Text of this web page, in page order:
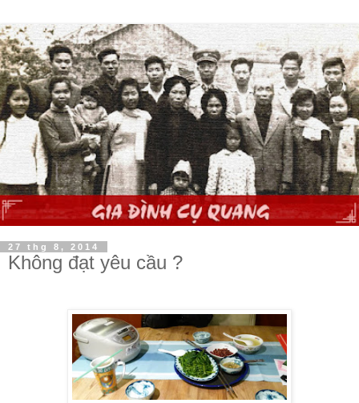
27 thg 8, 2014
Không đạt yêu cầu ?